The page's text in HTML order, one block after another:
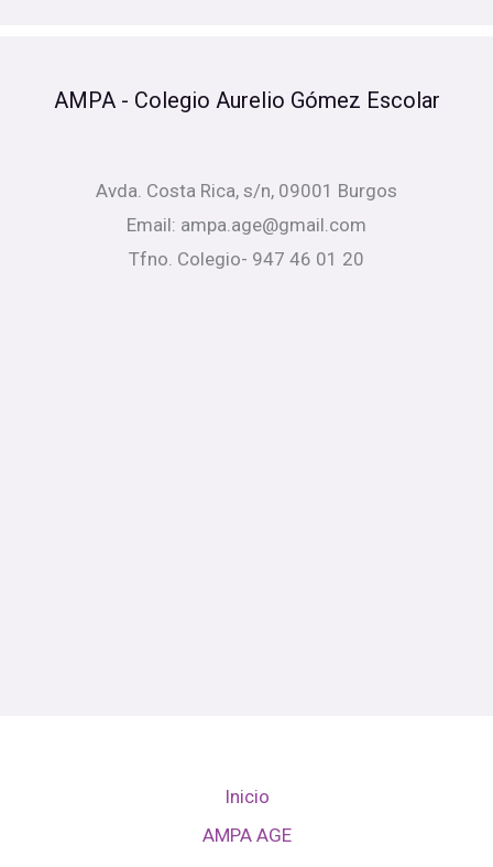
AMPA - Colegio Aurelio Gómez Escolar
Avda. Costa Rica, s/n, 09001 Burgos
Email: ampa.age@gmail.com
Tfno. Colegio- 947 46 01 20
Inicio
AMPA AGE